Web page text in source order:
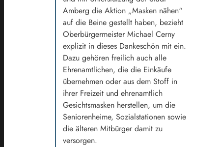
Amberg die Aktion „Masken nähen“
auf die Beine gestellt haben, bezieht
Oberbürgermeister Michael Cerny
explizit in dieses Dankeschön mit ein.
Dazu gehören freilich auch alle
Ehrenamtlichen, die die Einkäufe
übernehmen oder aus dem Stoff in
ihrer Freizeit und ehrenamtlich
Gesichtsmasken herstellen, um die
Seniorenheime, Sozialstationen sowie
die älteren Mitbürger damit zu
versorgen.